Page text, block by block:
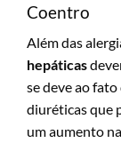
Coentro
Além das
hepáticas
se deve ao
diuréticas que
um aumento